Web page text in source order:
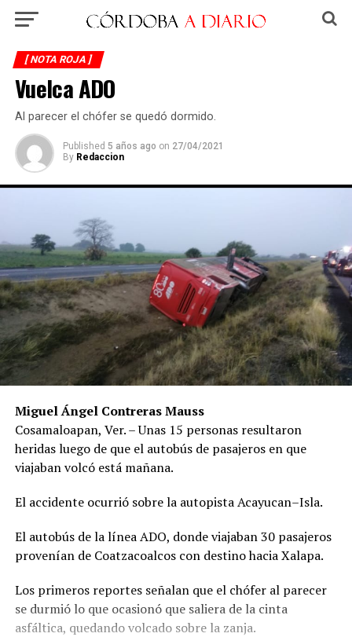
[ NOTA ROJA ]
Vuelca ADO
Al parecer el chófer se quedó dormido.
Published 5 años ago on 27/04/2021
By Redaccion
Miguel Ángel Contreras Mauss
Cosamaloapan, Ver. – Unas 15 personas resultaron
heridas luego de que el autobús de pasajeros en que
viajaban volcó está mañana.
El accidente ocurrió sobre la autopista Acayucan–Isla.
El autobús de la línea ADO, donde viajaban 30 pasajeros
provenían de Coatzacoalcos con destino hacia Xalapa.
Los primeros reportes señalan que el chófer al parecer
se durmió lo que ocasionó que saliera de la cinta
asfáltica, quedando volcado sobre la zanja.